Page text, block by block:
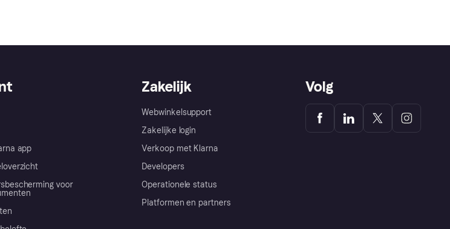
app
voor
Zakelijk
Webwinkelsupport
Zakelijke login
Verkoop met Klarna
Developers
Operationele status
Platformen en partners
Volg